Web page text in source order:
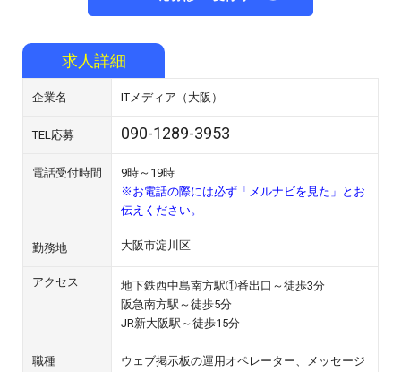
求人詳細
企業名 ITメディア（大阪）
TEL応募 090-1289-3953
電話受付時間
9時～19時
※お電話の際には必ず「メルナビを見た」とお
伝えください。
勤務地 大阪市淀川区
アクセス
地下鉄西中島南方駅①番出口～徒歩3分
阪急南方駅～徒歩5分
JR新大阪駅～徒歩15分
職種
ウェブ掲示板の運用オペレーター、メッセージ